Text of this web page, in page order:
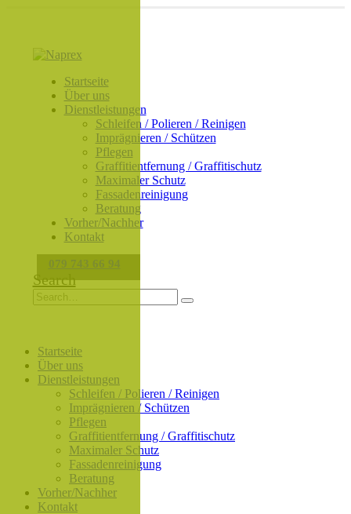
Startseite
Über uns
Dienstleistungen
Schleifen / Polieren / Reinigen
Imprägnieren / Schützen
Pflegen
Graffitientfernung / Graffitischutz
Maximaler Schutz
Fassadenreinigung
Beratung
Vorher/Nachher
Kontakt
079 743 66 94
Search
Startseite
Über uns
Dienstleistungen
Schleifen / Polieren / Reinigen
Imprägnieren / Schützen
Pflegen
Graffitientfernung / Graffitischutz
Maximaler Schutz
Fassadenreinigung
Beratung
Vorher/Nachher
Kontakt